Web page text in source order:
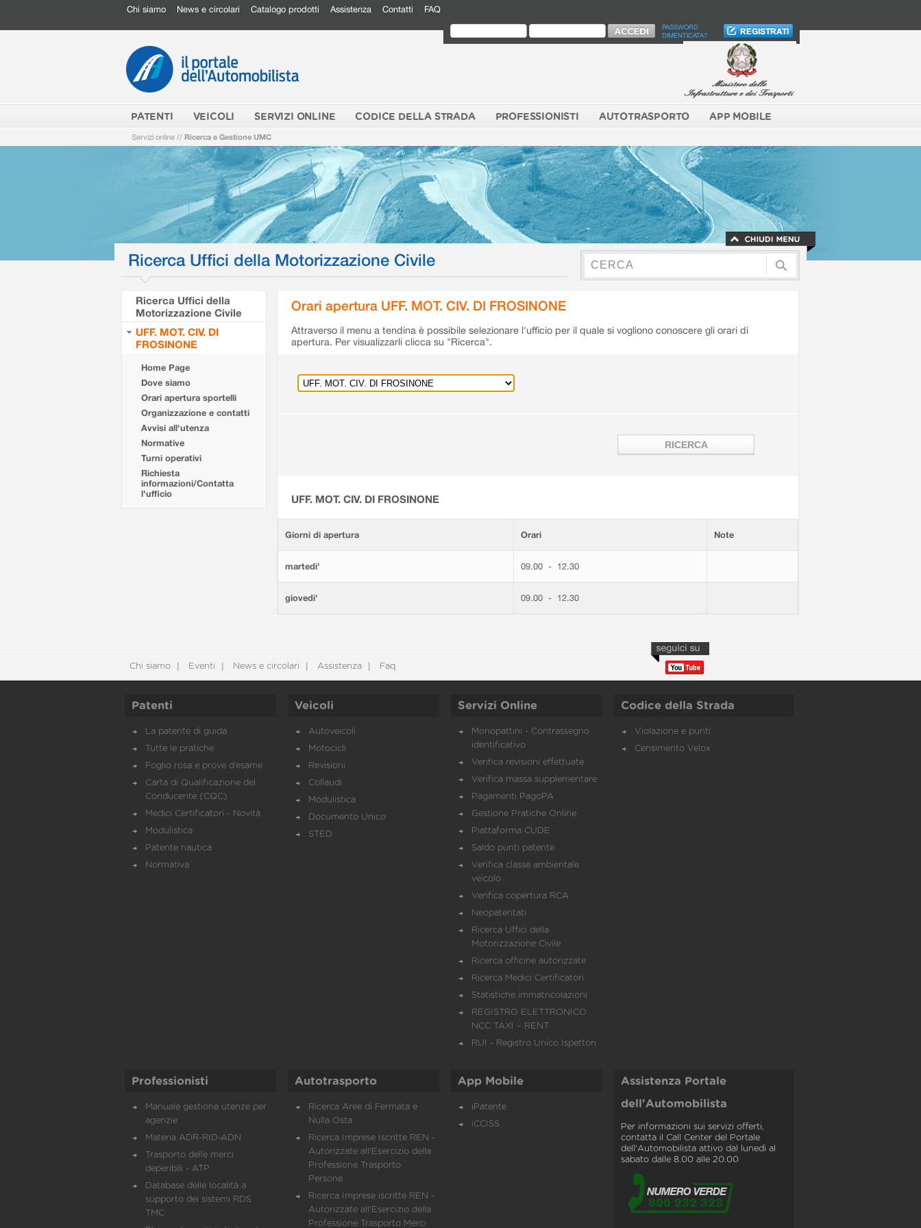
Chi siamo News e circolari Catalogo prodotti Assistenza Contatti FAQ
PASSWORD
DIMENTICATA?
PATENTI VEICOLI SERVIZI ONLINE CODICE DELLA STRADA PROFESSIONISTI AUTOTRASPORTO APP MOBILE
Servizi online // Ricerca e Gestione UMC
Ricerca Uffici della Motorizzazione Civile
Ricerca Uffici della
Motorizzazione Civile
UFF. MOT. CIV. DI
FROSINONE
Home Page
Dove siamo
Orari apertura sportelli
Organizzazione e contatti
Avvisi all'utenza
Normative
Turni operativi
Richiesta
informazioni/Contatta
l'ufficio
Orari apertura UFF. MOT. CIV. DI FROSINONE
Attraverso il menu a tendina è possibile selezionare l'ufficio per il quale si vogliono conoscere gli orari di
apertura. Per visualizzarli clicca su "Ricerca".
UFF. MOT. CIV. DI FROSINONE
Giorni di apertura Orari Note
martedi' 09.00 - 12.30
giovedi' 09.00 - 12.30
Chi siamo Eventi News e circolari Assistenza Faq
Patenti
La patente di guida
Tutte le pratiche
Foglio rosa e prove d’esame
Carta di Qualificazione del
Conducente (CQC)
Medici Certificatori - Novità
Modulistica
Patente nautica
Normativa
Veicoli
Autoveicoli
Motocicli
Revisioni
Collaudi
Modulistica
Documento Unico
STED
Servizi Online
Monopattini - Contrassegno
identificativo
Verifica revisioni effettuate
Verifica massa supplementare
Pagamenti PagoPA
Gestione Pratiche Online
Piattaforma CUDE
Saldo punti patente
Verifica classe ambientale
veicolo
Verifica copertura RCA
Neopatentati
Ricerca Uffici della
Motorizzazione Civile
Ricerca officine autorizzate
Ricerca Medici Certificatori
Statistiche immatricolazioni
REGISTRO ELETTRONICO
NCC TAXI – RENT
RUI - Registro Unico Ispettori
Codice della Strada
Violazione e punti
Censimento Velox
Professionisti
Manuale gestione utenze per
agenzie
Materia ADR-RID-ADN
Trasporto delle merci
deperibili - ATP
Database delle località a
supporto dei sistemi RDS
TMC
Autotrasporto
Ricerca Aree di Fermata e
Nulla Osta
Ricerca Imprese Iscritte REN -
Autorizzate all'Esercizio della
Professione Trasporto
Persone
Ricerca Imprese iscritte REN -
Autorizzate all'Esercizio della
Professione Trasporto Merci
App Mobile
iPatente
iCCISS
Assistenza Portale
dell'Automobilista
Per informazioni sui servizi offerti,
contatta il Call Center del Portale
dell'Automobilista attivo dal lunedì al
sabato dalle 8.00 alle 20.00